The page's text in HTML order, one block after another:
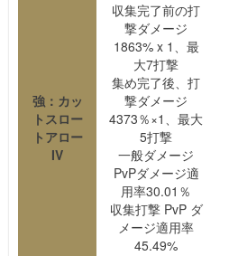
強：カッ
トスロー
トアロー
IV
収集完了前の打
撃ダメージ
1863% x 1、最
大7打撃
集め完了後、打
撃ダメージ
4373％×1、最大
5打撃
一般ダメージ
PvPダメージ適
用率30.01％
収集打撃 PvP ダ
メージ適用率
45.49%